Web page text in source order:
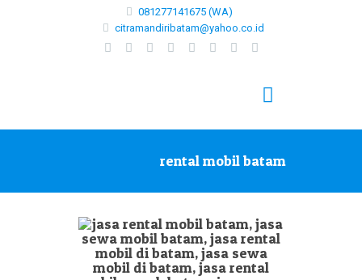
081277141675 (WA)
citramandiribatam@yahoo.co.id
rental mobil batam